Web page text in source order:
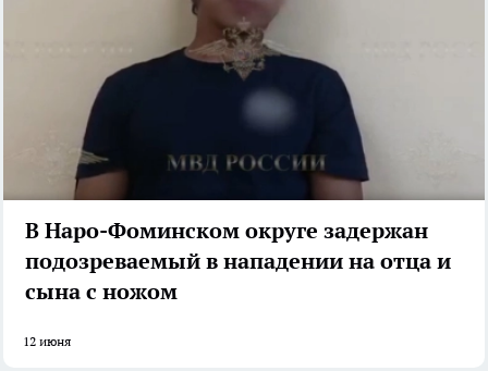
В Наро-Фоминском округе задержан
подозреваемый в нападении на отца и
сына с ножом
12 июня